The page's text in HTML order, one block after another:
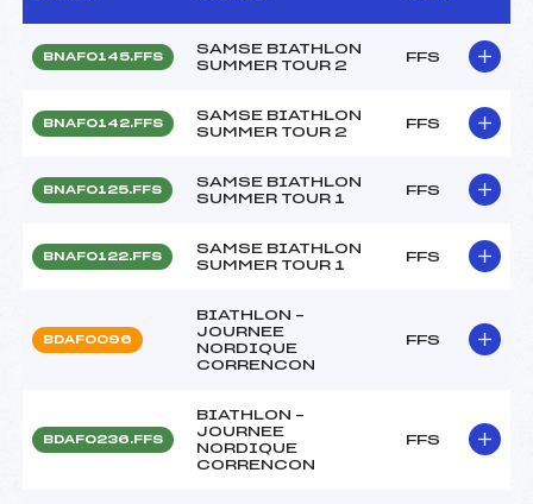
BNAF0145.FFS
SAMSE BIATHLON
SUMMER TOUR 2
FFS
BNAF0142.FFS
SAMSE BIATHLON
SUMMER TOUR 2
FFS
BNAF0125.FFS
SAMSE BIATHLON
SUMMER TOUR 1
FFS
BNAF0122.FFS
SAMSE BIATHLON
SUMMER TOUR 1
FFS
BDAF0096
BIATHLON –
JOURNEE
NORDIQUE
CORRENCON
FFS
BDAF0236.FFS
BIATHLON –
JOURNEE
NORDIQUE
CORRENCON
FFS